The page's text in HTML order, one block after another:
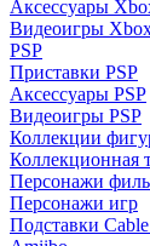
Аксессуары
Видеоигры
PSP
Приставки PSP
Аксессуары PSP
Видеоигры PSP
Коллекции
Коллекционная
Персонажи
Персонажи игр
Подставки